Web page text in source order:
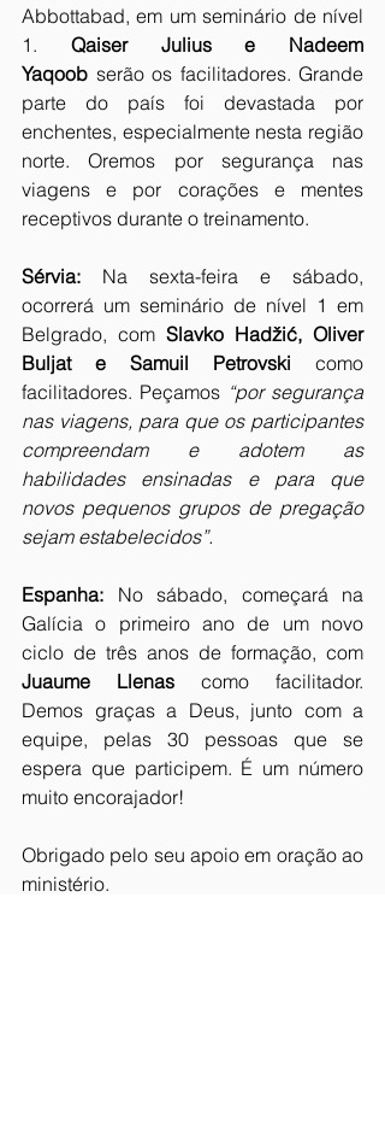
Abbottabad, em um seminário de nível
1. Qaiser Julius e Nadeem
Yaqoob serão os facilitadores. Grande
parte do país foi devastada por
enchentes, especialmente nesta região
norte. Oremos por segurança nas
viagens e por corações e mentes
receptivos durante o treinamento.
Sérvia: Na sexta-feira e sábado,
ocorrerá um seminário de nível 1 em
Belgrado, com Slavko Hadžić, Oliver
Buljat e Samuil Petrovski como
facilitadores. Peçamos “por segurança
nas viagens, para que os participantes
compreendam e adotem as
habilidades ensinadas e para que
novos pequenos grupos de pregação
sejam estabelecidos”.
Espanha: No sábado, começará na
Galícia o primeiro ano de um novo
Juaume Llenas como facilitador.
Demos graças a Deus, junto com a
equipe, pelas 30 pessoas que se
espera que participem. É um número
muito encorajador!
Obrigado pelo seu apoio em oração ao
ministério.